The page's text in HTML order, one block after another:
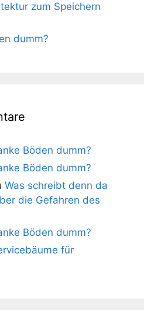
zum Speichern
dumm?
Böden dumm?
Böden dumm?
Was schreibt denn da
die Gefahren des
Böden dumm?
für